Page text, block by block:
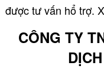
được tư vấn hổ trợ.
CÔNG TY